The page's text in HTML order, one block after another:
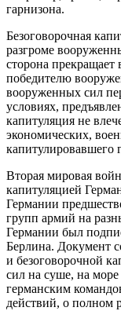
гарнизона.
Безоговорочная
разгроме
сторона прекращает
победителю
вооруженных сил
условиях,
капитуляция не
экономических,
капитулировавшего
Вторая мировая
капитуляцией
Германии
групп армий на
Германии был
Берлина. Документ
и безоговорочной
сил на суше, на
германским
действий, о полном